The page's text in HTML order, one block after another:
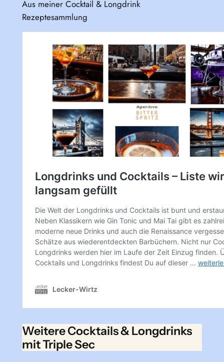
Aus meiner Cocktail & Longdrink
Rezeptesammlung
Weitere Cocktails & Longdrinks
mit Triple Sec